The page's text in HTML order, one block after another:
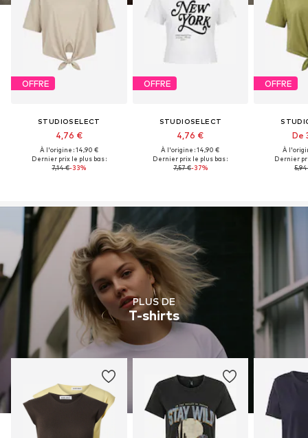
OFFRE
STUDIOSELECT
4,76 €
À l'origine : 14,90 €
Dernier prix le plus bas :
7,14 €-33%
OFFRE
STUDIOSELECT
4,76 €
À l'origine : 14,90 €
Dernier prix le plus bas :
7,57 €-37%
OFFRE
De
À
Dernier
PLUS DE
T-shirts